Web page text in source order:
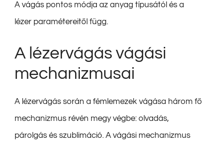
A vágás pontos módja az anyag típusától és a
lézer paramétereitől függ.
A lézervágás vágási
mechanizmusai
A lézervágás során a fémlemezek vágása három fő
mechanizmus révén megy végbe: olvadás,
párolgás és szublimáció. A vágási mechanizmus